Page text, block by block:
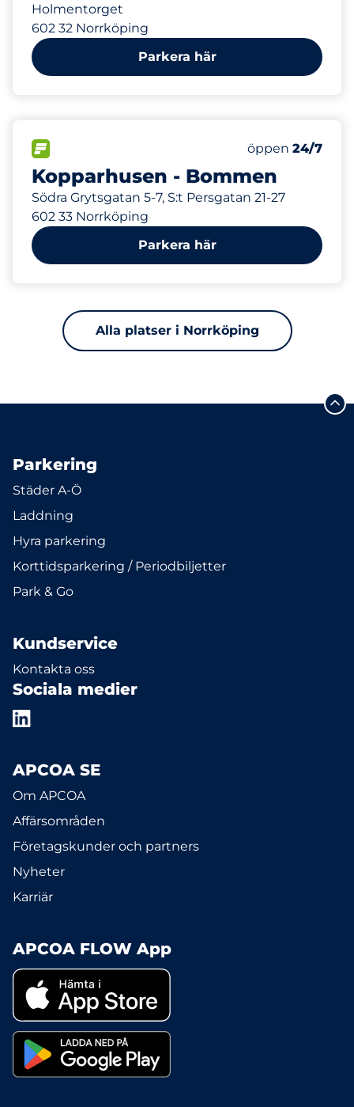
Holmentorget
602 32 Norrköping
Parkera här
Kopparhusen - Bommen
Södra Grytsgatan 5-7, S:t Persgatan 21-27
602 33 Norrköping
Antal
Totalt antal
Electric Car
Torsdag&nbsp
öppen 24/7
334 m
Parkera här
Alla platser i Norrköping
Parkering
Städer A-Ö
Laddning
Hyra parkering
Korttidsparkering / Periodbiljetter
Park & Go
Kundservice
Kontakta oss
Sociala medier
APCOA SE
Om APCOA
Affärsområden
Företagskunder och partners
Nyheter
Karriär
APCOA FLOW App